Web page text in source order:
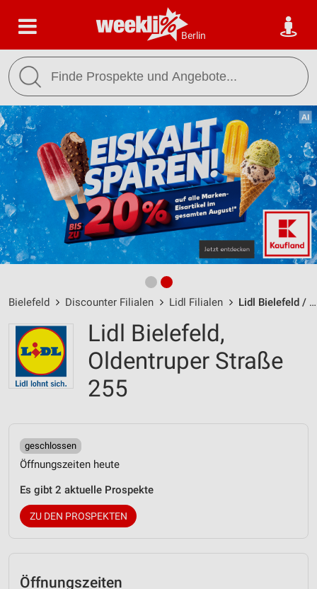
Berlin
Bielefeld Discounter Filialen Lidl Filialen Lidl Bielefeld / Oldentruper Straße 255 - Öffnungszeiten & Adresse
Lidl Bielefeld,
Oldentruper Straße
255
geschlossen
Öffnungszeiten heute
Es gibt 2 aktuelle Prospekte
ZU DEN PROSPEKTEN
Öffnungszeiten